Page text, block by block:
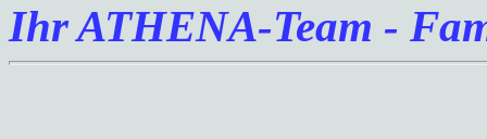
Ihr ATHENA-Team -